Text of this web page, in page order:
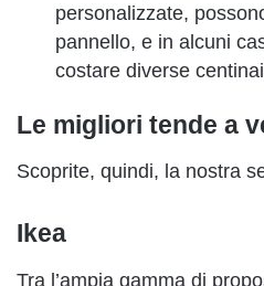
personalizzate,
pannello, e in alcuni
costare diverse
Le migliori tende a
Scoprite, quindi, la nostra
Ikea
Tra l’ampia gamma di